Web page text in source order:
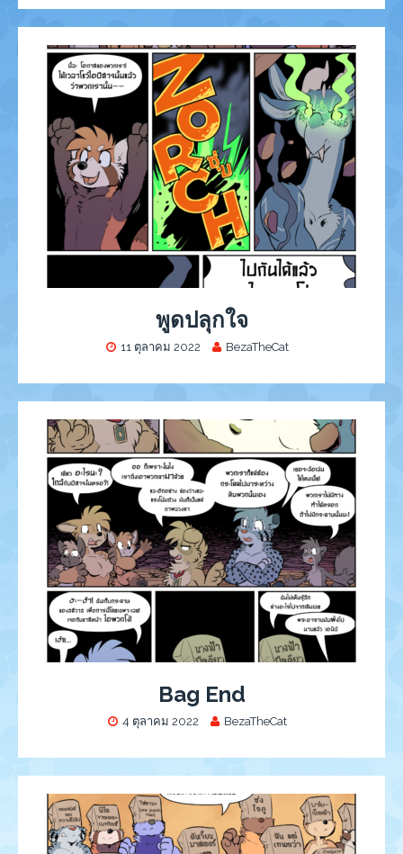
พูดปลุกใจ
11 ตุลาคม 2022 BezaTheCat
Bag End
4 ตุลาคม 2022 BezaTheCat